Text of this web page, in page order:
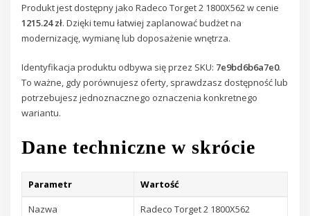
Produkt jest dostępny jako Radeco Torget 2 1800X562 w cenie
1215.24 zł. Dzięki temu łatwiej zaplanować budżet na
modernizację, wymianę lub doposażenie wnętrza.
Identyfikacja produktu odbywa się przez SKU: 7e9bd6b6a7e0.
To ważne, gdy porównujesz oferty, sprawdzasz dostępność lub
potrzebujesz jednoznacznego oznaczenia konkretnego
wariantu.
Dane techniczne w skrócie
Parametr
Wartość
Nazwa
Radeco Torget 2 1800X562